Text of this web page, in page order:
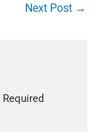
Next Post →
Required